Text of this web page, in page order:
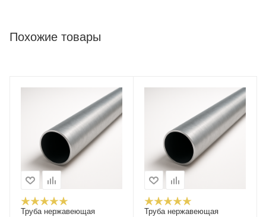
Похожие товары
Труба нержавеющая
Труба нержавеющая